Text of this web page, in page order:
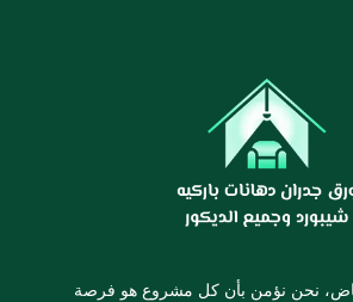
نحن نؤمن بأن كل مشروع هو فرصة